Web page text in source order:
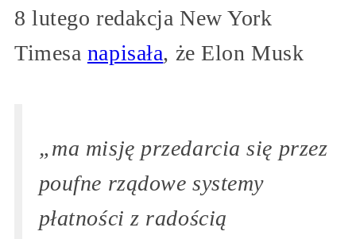
8 lutego redakcja New York
Timesa napisała, że Elon Musk
„ma misję przedarcia się przez
poufne rządowe systemy
płatności z radością